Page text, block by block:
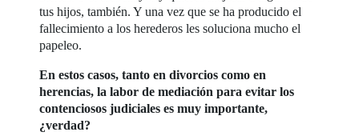
tus hijos, también. Y una vez que se ha producido el
fallecimiento a los herederos les soluciona mucho el
papeleo.
En estos casos, tanto en divorcios como en
herencias, la labor de mediación para evitar los
contenciosos judiciales es muy importante,
¿verdad?